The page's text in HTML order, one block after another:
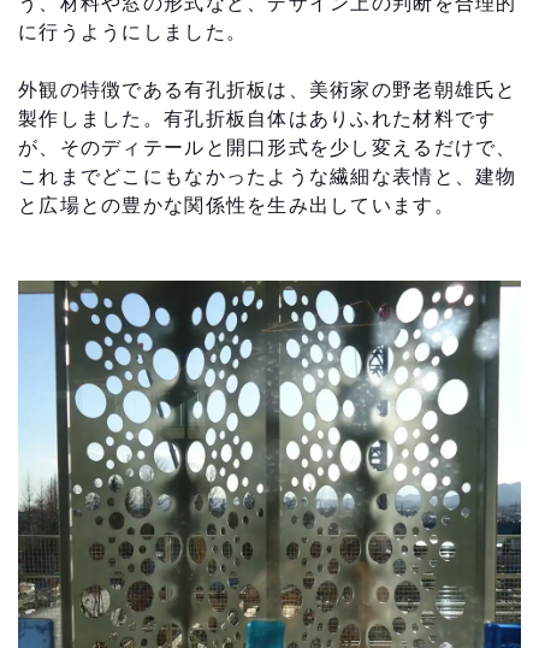
に行うようにしました。
外観の特徴である有孔折板は、美術家の野老朝雄氏と
製作しました。有孔折板自体はありふれた材料です
が、そのディテールと開口形式を少し変えるだけで、
これまでどこにもなかったような繊細な表情と、建物
と広場との豊かな関係性を生み出しています。